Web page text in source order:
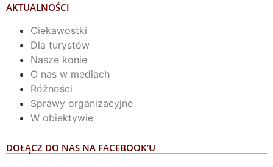
AKTUALNOŚCI
Ciekawostki
Dla turystów
Nasze konie
O nas w mediach
Różności
Sprawy organizacyjne
W obiektywie
DOŁĄCZ DO NAS NA FACEBOOK’U